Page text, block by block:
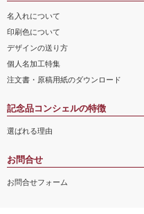
名入れについて
印刷色について
デザインの送り方
個人名加工特集
注文書・原稿用紙のダウンロード
記念品コンシェルの特徴
選ばれる理由
お問合せ
お問合せフォーム